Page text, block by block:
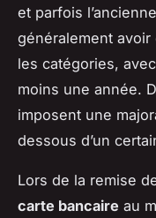
et parfois
généralement
les catégories,
moins une année.
imposent une
dessous d’un
Lors de la remise
carte bancaire au